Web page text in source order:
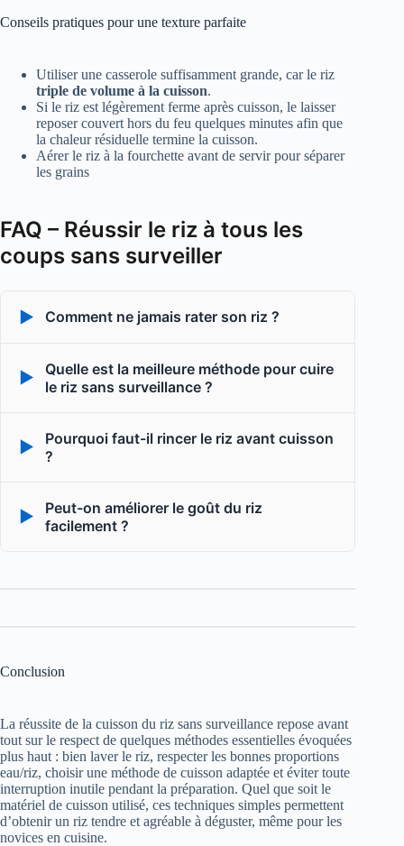
Conseils pratiques pour une texture parfaite
Utiliser une casserole suffisamment grande, car le riz
triple de volume à la cuisson.
Si le riz est légèrement ferme après cuisson, le laisser
reposer couvert hors du feu quelques minutes afin que
la chaleur résiduelle termine la cuisson.
Aérer le riz à la fourchette avant de servir pour séparer
les grains
FAQ – Réussir le riz à tous les
coups sans surveiller
▶ Comment ne jamais rater son riz ?
▶
Quelle est la meilleure méthode pour cuire
le riz sans surveillance ?
▶
Pourquoi faut-il rincer le riz avant cuisson
?
▶
Peut-on améliorer le goût du riz
facilement ?
Conclusion
La réussite de la cuisson du riz sans surveillance repose avant
tout sur le respect de quelques méthodes essentielles évoquées
plus haut : bien laver le riz, respecter les bonnes proportions
eau/riz, choisir une méthode de cuisson adaptée et éviter toute
interruption inutile pendant la préparation. Quel que soit le
matériel de cuisson utilisé, ces techniques simples permettent
d’obtenir un riz tendre et agréable à déguster, même pour les
novices en cuisine.